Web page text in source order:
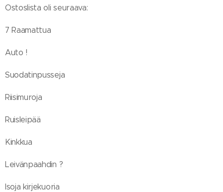
Ostoslista oli seuraava:
7 Raamattua
Auto !
Suodatinpusseja
Riisimuroja
Ruisleipää
Kinkkua
Leivänpaahdin ?
Isoja kirjekuoria